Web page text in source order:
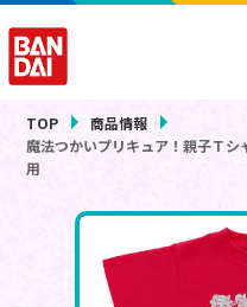
TOP
商品情報
魔法つかいプリキュア！親子Ｔ
用